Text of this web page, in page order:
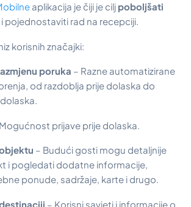
aplikacija je čiji je cilj poboljšati
i pojednostaviti rad na recepciji.
korisnih značajki:
poruka – Razne automatizirane
od razdoblja prije dolaska do
prijave prije dolaska.
– Budući gosti mogu detaljnije
i pogledati dodatne informacije,
ponude, sadržaje, karte i drugo.
– Korisni savjeti i informacije o